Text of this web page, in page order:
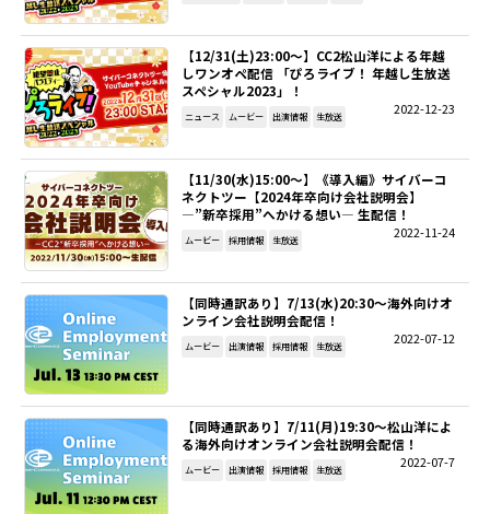
【12/31(土)23:00～】CC2松山洋による年越
しワンオペ配信 「ぴろライブ！ 年越し生放送
スペシャル2023」！
2022-12-23
ニュース ムービー 出演情報 生放送
【11/30(水)15:00～】《導入編》サイバーコ
ネクトツー【2024年卒向け会社説明会】
―”新卒採用”へかける想い― 生配信！
2022-11-24
ムービー 採用情報 生放送
【同時通訳あり】7/13(水)20:30～海外向けオ
ンライン会社説明会配信！
2022-07-12
ムービー 出演情報 採用情報 生放送
【同時通訳あり】7/11(月)19:30～松山洋によ
る海外向けオンライン会社説明会配信！
2022-07-7
ムービー 出演情報 採用情報 生放送